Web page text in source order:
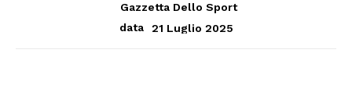
Gazzetta Dello Sport
data
21 Luglio 2025